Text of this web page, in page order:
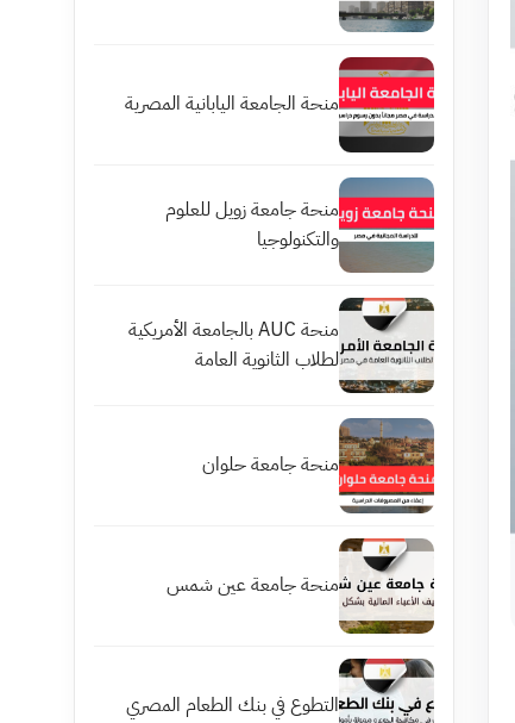
منحة الجامعة اليابانية المصرية
منحة جامعة زويل للعلوم
والتكنولوجيا
منحة AUC بالجامعة الأمريكية
لطلاب الثانوية العامة
منحة جامعة حلوان
منحة جامعة عين شمس
التطوع في بنك الطعام المصري